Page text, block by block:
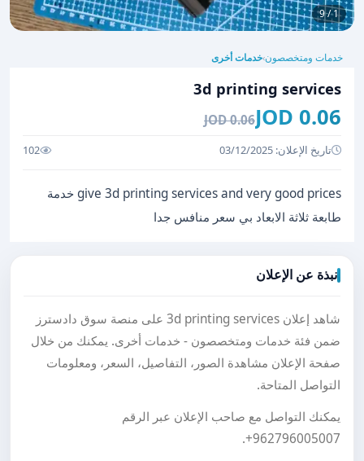
1 / 9
خدمات ومتخصصون›خدمات أخرى
3d printing services
0.06 JOD
0.06 JOD
تاريخ الإعلان: 03/12/2025 102
give 3d printing services and very good prices خدمة
طابعة ثلاثة الابعاد بي سعر منافس جدا
نبذة عن الإعلان
شاهد إعلان 3d printing services على منصة سوق دادسترز
ضمن فئة خدمات ومتخصصون - خدمات أخرى. يمكنك من خلال
صفحة الإعلان مشاهدة الصور، التفاصيل، السعر، ومعلومات
التواصل المتاحة.
يمكنك التواصل مع صاحب الإعلان عبر الرقم
+962796005007
.